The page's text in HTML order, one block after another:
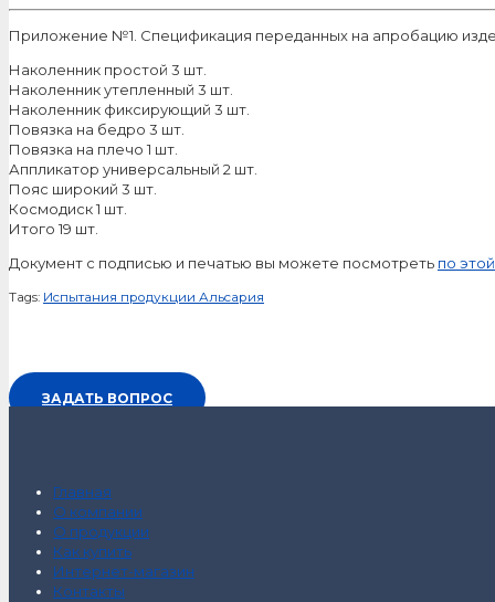
Приложение №1. Спецификация переданных на апробацию
Наколенник простой 3 шт.
Наколенник утепленный 3 шт.
Наколенник фиксирующий 3 шт.
Повязка на бедро 3 шт.
Повязка на плечо 1 шт.
Аппликатор универсальный 2 шт.
Пояс широкий 3 шт.
Космодиск 1 шт.
Итого 19 шт.
Документ с подписью и печатью вы можете посмотреть по
Tags: Испытания продукции Альсария
ЗАДАТЬ ВОПРОС
Главная
О компании
О продукции
Как купить
Интернет-магазин
Контакты